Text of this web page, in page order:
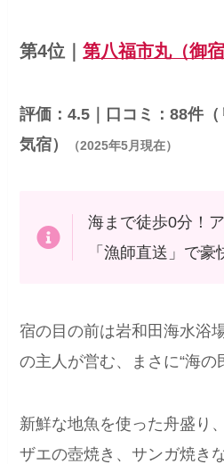
第4位｜第八福市丸（御宿
評価：4.5｜口コミ：88件
気宿）
（2025年5月現在）
海まで徒歩0分！
「漁師直送」で
宿の目の前は岩和田海水浴
の主人が営む、まさに“海の
新鮮な地魚を使った舟盛り
ザエの壺焼き、サンガ焼き